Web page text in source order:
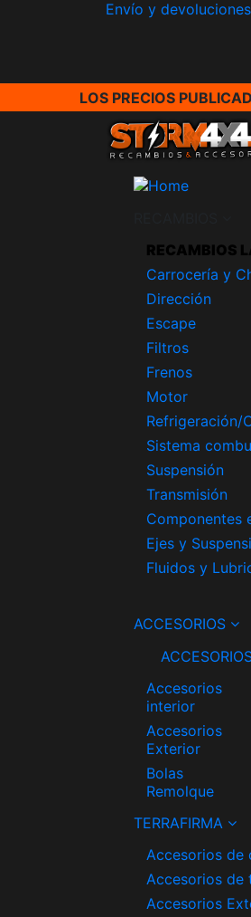
Envío y devoluciones
LOS PRECIOS
RECAMBIOS
Carrocería y
Dirección
Escape
Filtros
Frenos
Motor
Refrigeración/
Sistema
Suspensión
Transmisión
Componentes
Ejes y
Fluidos y
ACCESORIOS
Accesorios
interior
Accesorios
Exterior
Bolas
Remolque
TERRAFIRMA
Accesorios de
Accesorios de
Accesorios